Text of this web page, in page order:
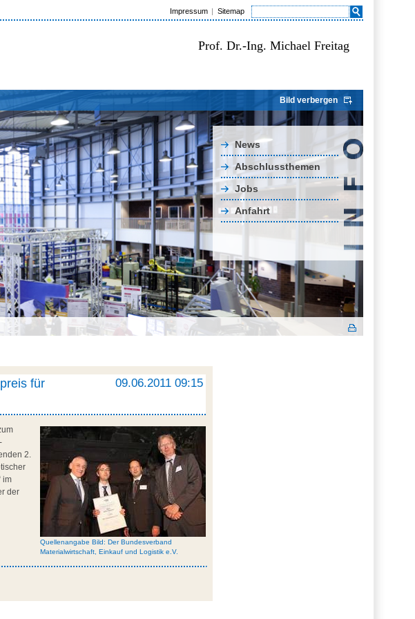
Impressum Sitemap
Prof. Dr.-Ing. Michael Freitag
Bild verbergen
News
Abschlussthemen
Jobs
Anfahrt
09.06.2011 09:15
für
Quellenangabe Bild: Der Bundesverband
Materialwirtschaft, Einkauf und Logistik e.V.
2.
im
der